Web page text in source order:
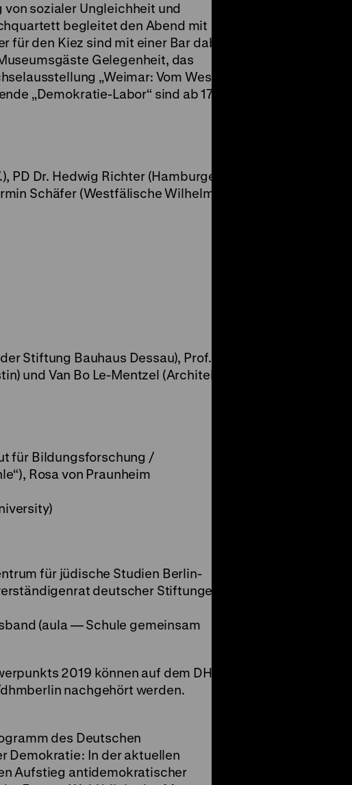
sozialer Ungleichheit und
begleitet den Abend mit
für den Kiez sind mit einer Bar dabei.
Gelegenheit, das
„Weimar: Vom Wesen
„Demokratie-Labor“ sind ab 17.30
PD Dr. Hedwig Richter (Hamburger
Schäfer (Westfälische Wilhelm-
Stiftung Bauhaus Dessau), Prof.
und Van Bo Le-Mentzel (Architekt
für Bildungsforschung /
Rosa von Praunheim
für jüdische Studien Berlin-
deutscher Stiftungen
(aula — Schule gemeinsam
2019 können auf dem DHM-
nachgehört werden.
des Deutschen
Demokratie: In der aktuellen
Aufstieg antidemokratischer